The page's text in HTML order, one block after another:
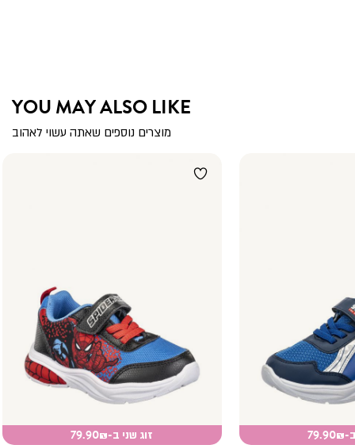
YOU MAY ALSO LIKE
מוצרים נוספים שאתה עשוי לאהוב
זוג שני ב-79.90₪